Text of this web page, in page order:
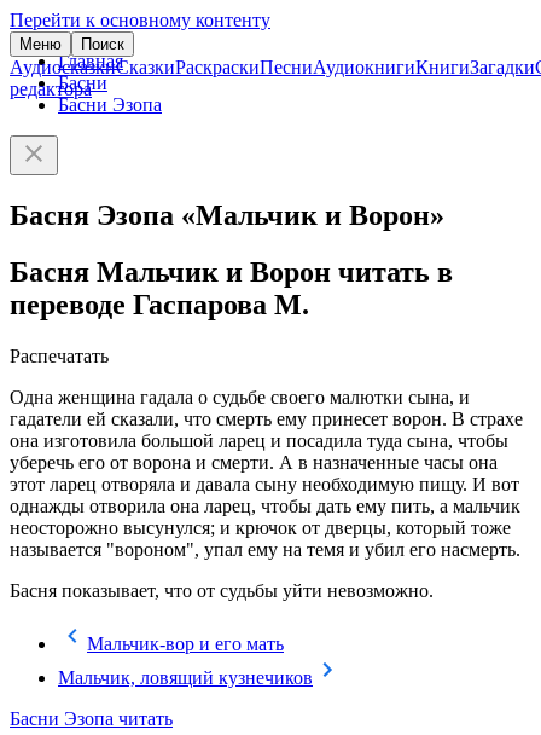
Перейти к основному контенту
Меню Поиск
АудиосказкиСказкиРаскраскиПесниАудиокнигиКнигиЗагадки
редактора
Главная
Басни
Басни Эзопа
Басня Эзопа «Мальчик и Ворон»
Басня Мальчик и Ворон читать в
переводе Гаспарова М.
Распечатать
Одна женщина гадала о судьбе своего малютки сына, и
гадатели ей сказали, что смерть ему принесет ворон. В страхе
она изготовила большой ларец и посадила туда сына, чтобы
уберечь его от ворона и смерти. А в назначенные часы она
этот ларец отворяла и давала сыну необходимую пищу. И вот
однажды отворила она ларец, чтобы дать ему пить, а мальчик
неосторожно высунулся; и крючок от дверцы, который тоже
называется "вороном", упал ему на темя и убил его насмерть.
Басня показывает, что от судьбы уйти невозможно.
Мальчик-вор и его мать
Мальчик, ловящий кузнечиков
Басни Эзопа читать